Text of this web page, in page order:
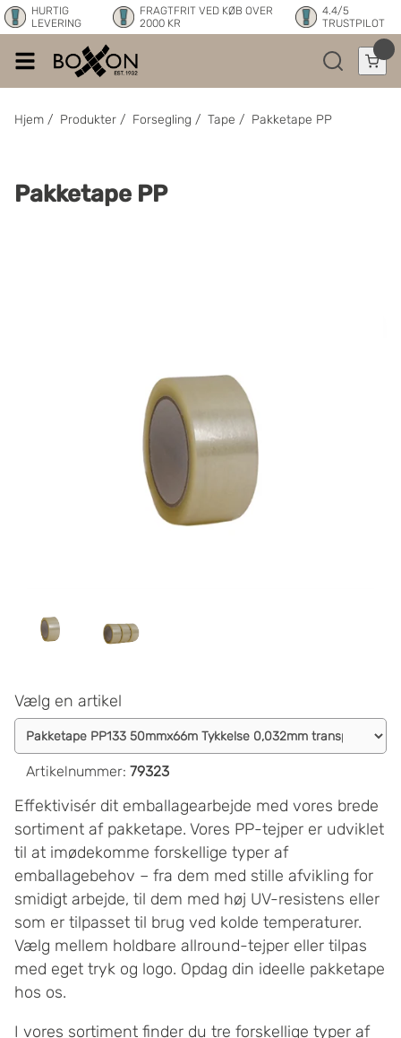
HURTIG
LEVERING
FRAGTFRIT VED KØB OVER
2000 KR
4.4/5
TRUSTPILOT
Hjem / Produkter / Forsegling / Tape / Pakketape PP
Pakketape PP
Vælg en artikel
Artikelnummer: 79323
Effektivisér dit emballagearbejde med vores brede
sortiment af pakketape. Vores PP-tejper er udviklet
til at imødekomme forskellige typer af
emballagebehov – fra dem med stille afvikling for
smidigt arbejde, til dem med høj UV-resistens eller
som er tilpasset til brug ved kolde temperaturer.
Vælg mellem holdbare allround-tejper eller tilpas
med eget tryk og logo. Opdag din ideelle pakketape
hos os.
I vores sortiment finder du tre forskellige typer af